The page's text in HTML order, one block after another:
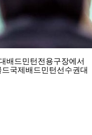
배드민턴전용구장에서
국제배드민턴선수권대